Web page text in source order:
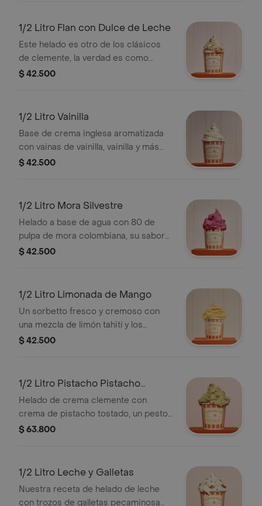
de clemente.
1/2 Litro Flan con Dulce de Leche
Este helado es otro de los clásicos
de clemente, la verdad es como
comerte un flan casero. lo hacemos
$ 42.500
1/2 Litro Vainilla
Base de crema inglesa aromatizada
con vainas de vainilla, vainilla y más
vainilla. ojo, que el color amarillo, es
$ 42.500
1/2 Litro Mora Silvestre
Helado a base de agua con 80 de
pulpa de mora colombiana, su sabor
ligeramente ácido, sus pepitas
nuestra técnica de elaboración
tradicional argentina. Su sabor,
acidez, dulzor y color pueden variar
ligeramente según la cosecha
$ 42.500
1/2 Litro Limonada de Mango
Un sorbetto fresco y cremoso con
una mezcla de limón tahití y los
mejores mangos colombianos . su
tradicional argentina. su sabor, acidez,
dulzor y color pueden variar
ligeramente según la cosecha de la
fruta utilizada
$ 42.500
1/2 Litro Pistacho Pistacho
Pistacho
Helado de crema clemente con
crema de pistacho tostado, un pesto
de pistacho tostado salado y trozos
$ 63.800
1/2 Litro Leche y Galletas
Nuestra receta de helado de leche
con trozos de galletas pecaminosa